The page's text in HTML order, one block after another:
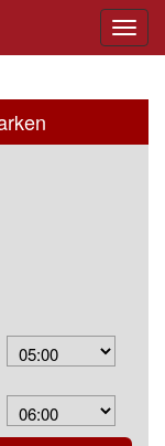
Arrival
Time
Depart
Time